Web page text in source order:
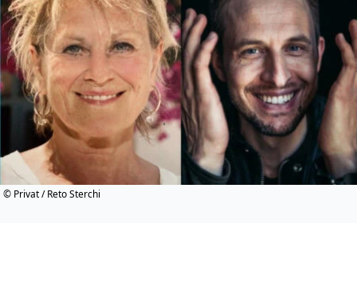
© Privat / Reto Sterchi